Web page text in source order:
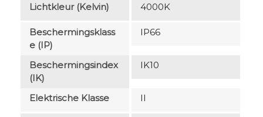
Lichtkleur (Kelvin) 4000K
Beschermingsklass
E (IP)
IP66
Beschermingsindex
(IK)
IK10
Elektrische Klasse II